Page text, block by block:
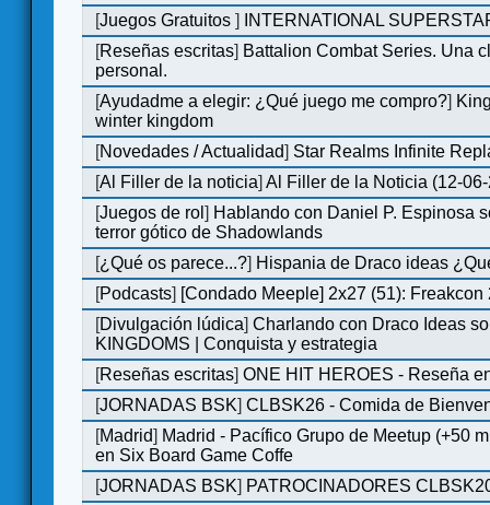
[Juegos Gratuitos]
INTERNATIONAL
[Reseñas escritas] Battalion Combat Series. Una
personal.
[Ayudadme a elegir: ¿Qué juego me compro?]
winter kingdom
[Novedades / Actualidad] Star Realms Infinite
[Al Filler de la noticia]Al Filler de la Noticia (12-
[Juegos de rol] Hablando con Daniel P. Espinosa
terror gótico de Shadowlands
[¿Qué os parece...?] Hispania de Draco ideas
[Podcasts] [Condado Meeple] 2x27 (51): Freakcon
[Divulgación lúdica]Charlando con Draco Ideas
KINGDOMS | Conquista y estrategia
[Reseñas escritas]ONE HIT HEROES - Reseña
[JORNADAS BSK]CLBSK26 - Comida de
[Madrid] Madrid - Pacífico Grupo de Meetup (+50
en Six Board Game Coffe
[JORNADAS BSK] PATROCINADORES